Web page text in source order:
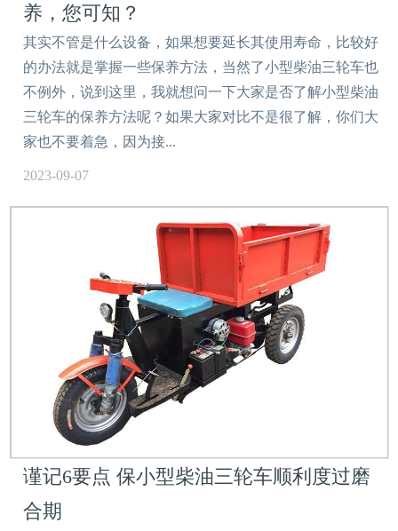
养，您可知？
其实不管是什么设备，如果想要延长其使用寿命，比较好
的办法就是掌握一些保养方法，当然了小型柴油三轮车也
不例外，说到这里，我就想问一下大家是否了解小型柴油
三轮车的保养方法呢？如果大家对比不是很了解，你们大
家也不要着急，因为接...
2023-09-07
谨记6要点 保小型柴油三轮车顺利度过磨
合期